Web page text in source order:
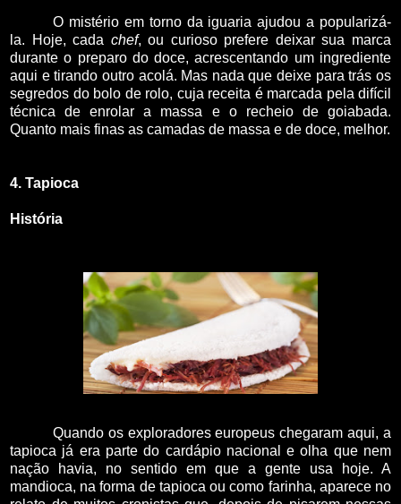
O mistério em torno da iguaria ajudou a popularizá-
la. Hoje, cada chef, ou curioso prefere deixar sua marca
durante o preparo do doce, acrescentando um ingrediente
aqui e tirando outro acolá. Mas nada que deixe para trás os
segredos do bolo de rolo, cuja receita é marcada pela difícil
técnica de enrolar a massa e o recheio de goiabada.
Quanto mais finas as camadas de massa e de doce, melhor.
4. Tapioca
História
Quando os exploradores europeus chegaram aqui, a
tapioca já era parte do cardápio nacional e olha que nem
nação havia, no sentido em que a gente usa hoje. A
mandioca, na forma de tapioca ou como farinha, aparece no